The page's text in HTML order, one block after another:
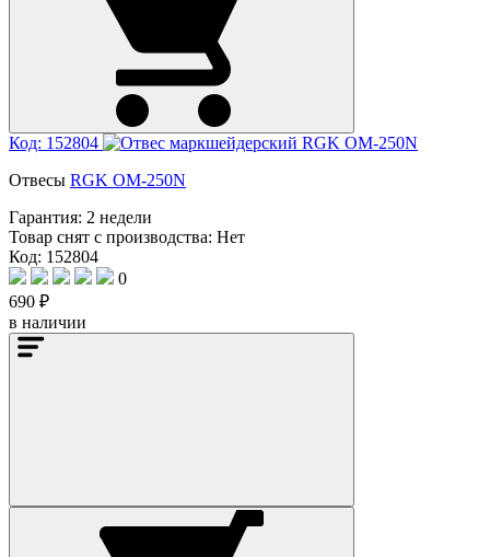
Код: 152804
Отвесы RGK OM-250N
Гарантия: 2 недели
Товар снят с производства: Нет
Код: 152804
0
690 ₽
в наличии